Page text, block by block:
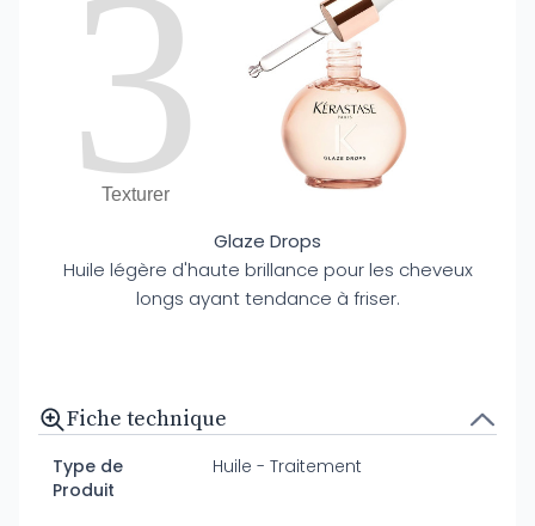
3
Texturer
Glaze Drops
Huile légère d'haute brillance pour les cheveux
longs ayant tendance à friser.
Fiche technique
Type de
Produit
Huile - Traitement